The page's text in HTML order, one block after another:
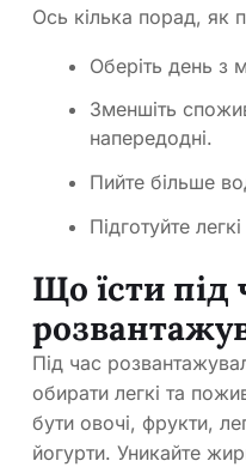
Ось кілька порад, як
Оберіть день з
Зменшіть
напередодні.
Пийте більше
Підготуйте
Що їсти під
Під час
обирати легкі та
бути овочі, фрукти,
йогурти. Уникайте